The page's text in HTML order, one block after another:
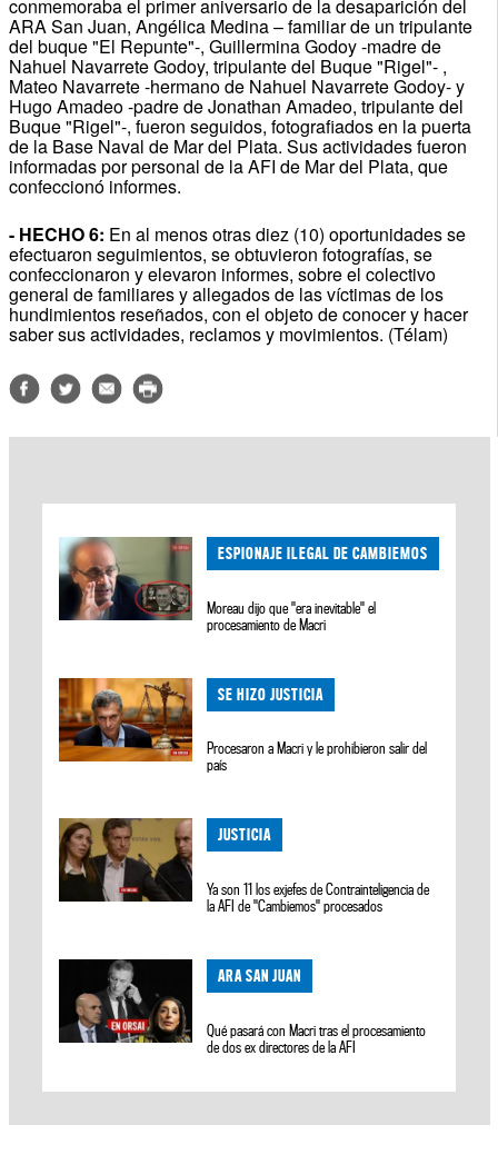
conmemoraba el primer aniversario de la desaparición del
ARA San Juan, Angélica Medina – familiar de un tripulante
del buque "El Repunte"-, Guillermina Godoy -madre de
Nahuel Navarrete Godoy, tripulante del Buque "Rigel"- ,
Mateo Navarrete -hermano de Nahuel Navarrete Godoy- y
Hugo Amadeo -padre de Jonathan Amadeo, tripulante del
Buque "Rigel"-, fueron seguidos, fotografiados en la puerta
de la Base Naval de Mar del Plata. Sus actividades fueron
informadas por personal de la AFI de Mar del Plata, que
confeccionó informes.
- HECHO 6: En al menos otras diez (10) oportunidades se
efectuaron seguimientos, se obtuvieron fotografías, se
confeccionaron y elevaron informes, sobre el colectivo
general de familiares y allegados de las víctimas de los
hundimientos reseñados, con el objeto de conocer y hacer
saber sus actividades, reclamos y movimientos. (Télam)
ESPIONAJE ILEGAL DE CAMBIEMOS
Moreau dijo que "era inevitable" el
procesamiento de Macri
SE HIZO JUSTICIA
Procesaron a Macri y le prohibieron salir del
país
JUSTICIA
Ya son 11 los exjefes de Contrainteligencia de
la AFI de "Cambiemos" procesados
ARA SAN JUAN
Qué pasará con Macri tras el procesamiento
de dos ex directores de la AFI